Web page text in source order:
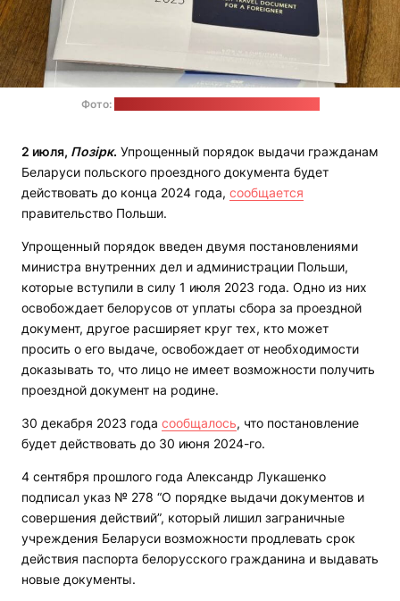
Фото:
2 июля, Позірк. Упрощенный порядок выдачи гражданам
Беларуси польского проездного документа будет
действовать до конца 2024 года, сообщается
правительство Польши.
Упрощенный порядок введен двумя постановлениями
министра внутренних дел и администрации Польши,
которые вступили в силу 1 июля 2023 года. Одно из них
освобождает белорусов от уплаты сбора за проездной
документ, другое расширяет круг тех, кто может
просить о его выдаче, освобождает от необходимости
доказывать то, что лицо не имеет возможности получить
проездной документ на родине.
30 декабря 2023 года сообщалось, что постановление
будет действовать до 30 июня 2024-го.
4 сентября прошлого года Александр Лукашенко
подписал указ № 278 “О порядке выдачи документов и
совершения действий”, который лишил заграничные
учреждения Беларуси возможности продлевать срок
действия паспорта белорусского гражданина и выдавать
новые документы.